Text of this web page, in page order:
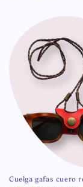
Cuelga gafas cuero